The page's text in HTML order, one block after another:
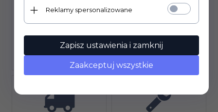
Gwarancja jakości Długi termin płatności
Reklamy spersonalizowane
Zapisz ustawienia i zamknij
Zaakceptuj wszystkie